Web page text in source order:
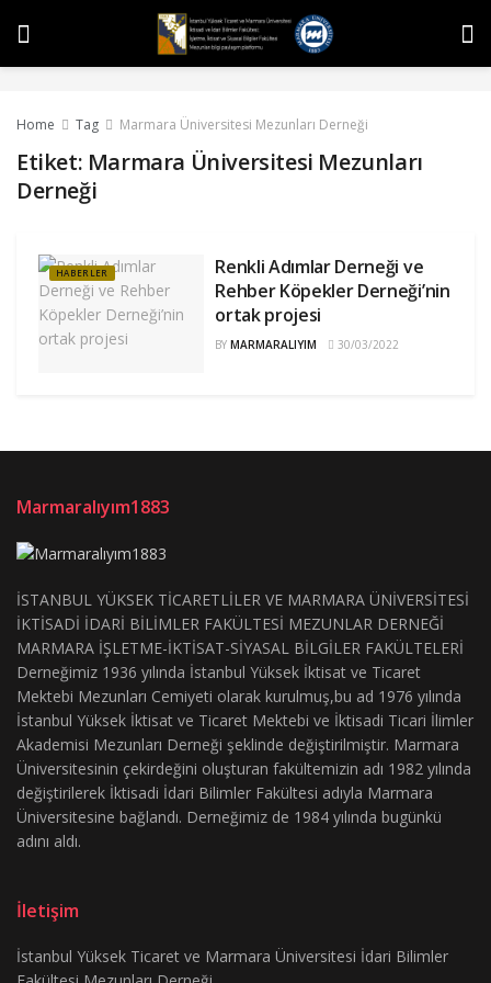
Home Tag Marmara Üniversitesi Mezunları Derneği
Etiket: Marmara Üniversitesi Mezunları
Derneği
HABERLER
Renkli Adımlar Derneği ve
Rehber Köpekler Derneği’nin
ortak projesi
BY MARMARALIYIM 30/03/2022
Marmaralıyım1883
İSTANBUL YÜKSEK TİCARETLİLER VE MARMARA ÜNİVERSİTESİ
İKTİSADİ İDARİ BİLİMLER FAKÜLTESİ MEZUNLAR DERNEĞİ
MARMARA İŞLETME-İKTİSAT-SİYASAL BİLGİLER FAKÜLTELERİ
Derneğimiz 1936 yılında İstanbul Yüksek İktisat ve Ticaret
Mektebi Mezunları Cemiyeti olarak kurulmuş,bu ad 1976 yılında
İstanbul Yüksek İktisat ve Ticaret Mektebi ve İktisadi Ticari İlimler
Akademisi Mezunları Derneği şeklinde değiştirilmiştir. Marmara
Üniversitesinin çekirdeğini oluşturan fakültemizin adı 1982 yılında
değiştirilerek İktisadi İdari Bilimler Fakültesi adıyla Marmara
Üniversitesine bağlandı. Derneğimiz de 1984 yılında bugünkü
adını aldı.
İletişim
İstanbul Yüksek Ticaret ve Marmara Üniversitesi İdari Bilimler